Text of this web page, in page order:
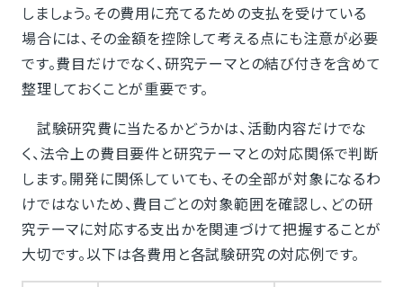
しましょう。その費用に充てるための支払を受けている
場合には、その金額を控除して考える点にも注意が必要
です。費目だけでなく、研究テーマとの結び付きを含めて
整理しておくことが重要です。
試験研究費に当たるかどうかは、活動内容だけでな
く、法令上の費目要件と研究テーマとの対応関係で判断
します。開発に関係していても、その全部が対象になるわ
けではないため、費目ごとの対象範囲を確認し、どの研
究テーマに対応する支出かを関連づけて把握することが
大切です。以下は各費用と各試験研究の対応例です。